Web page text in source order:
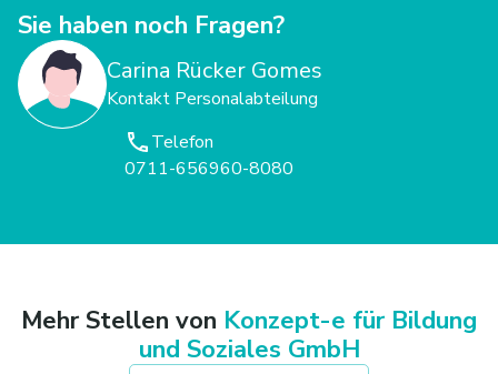
Sie haben noch Fragen?
Carina Rücker Gomes
Kontakt Personalabteilung
Telefon
0711-656960-8080
Mehr Stellen von Konzept-e für Bildung
und Soziales GmbH